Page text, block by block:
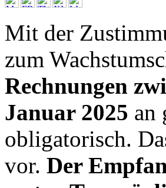
Mit der
zum
Rechnungen
Januar 2025 an
obligatorisch.
vor. Der